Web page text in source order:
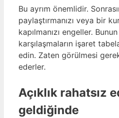
Bu ayrım önemlidir.
paylaştırmanızı veya bir
kapılmanızı engeller.
karşılaşmaların işaret
edin. Zaten görülmesi
ederler.
Açıklık rahatsız
geldiğinde